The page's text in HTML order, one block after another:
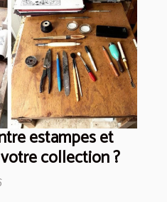
estampes et
collection ?